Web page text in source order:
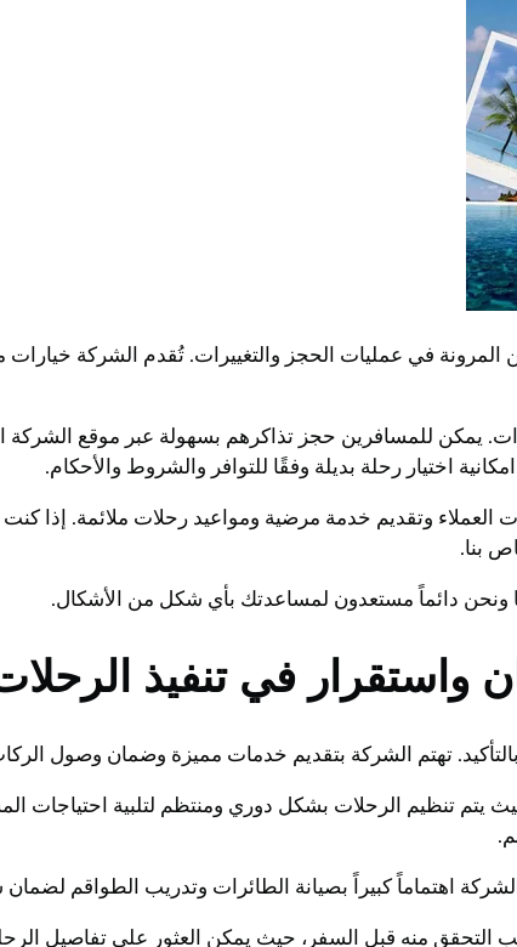
في عمليات الحجز والتغييرات. تُقدم الشركة
يمكن للمسافرين حجز تذاكرهم بسهولة عبر موقع الشركة
اختيار رحلة بديلة وفقًا للتوافر والشروط والأحكام.
العملاء وتقديم خدمة مرضية ومواعيد رحلات ملائمة. إذا
بنا.
ونحن دائماً مستعدون لمساعدتك بأي شكل من الأشكال.
واستقرار في تنفيذ
تهتم الشركة بتقديم خدمات مميزة وضمان وصول
يتم تنظيم الرحلات بشكل دوري ومنتظم لتلبية
اهتماماً كبيراً بصيانة الطائرات وتدريب الطواقم
التحقق منه قبل السفر، حيث يمكن العثور على تفاصيل